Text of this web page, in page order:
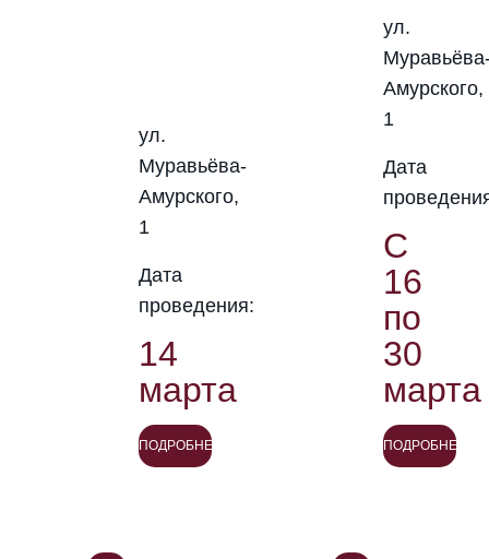
ул.
Муравьёва-
Амурского,
1
Дата
проведения:
14
марта
ПОДРОБНЕЕ
ул.
Амурского,
1
Дата
С
16
по
30
марта
ПОДРОБНЕЕ